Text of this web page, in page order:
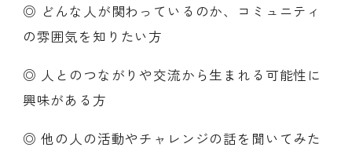
◎ どんな人が関わっているのか、コミュニティ
の雰囲気を知りたい方
◎ 人とのつながりや交流から生まれる可能性に
興味がある方
◎ 他の人の活動やチャレンジの話を聞いてみた